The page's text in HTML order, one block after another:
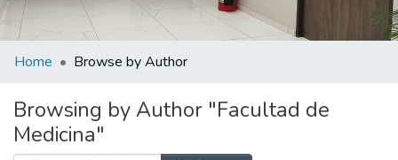
Home Browse by Author
Browsing by Author "Facultad de
Medicina"